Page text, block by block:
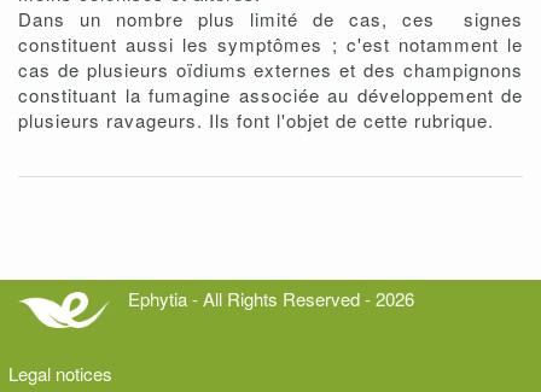
Dans un nombre plus limité de cas, ces signes
constituent aussi les symptômes ; c'est notamment le
cas de plusieurs oïdiums externes et des champignons
constituant la fumagine associée au développement de
plusieurs ravageurs. Ils font l'objet de cette rubrique.
Ephytia - All Rights Reserved - 2026
Legal notices